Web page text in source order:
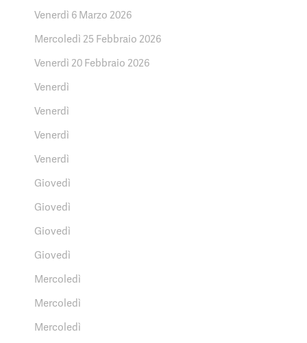
Venerdì 6 Marzo 2026
Mercoledì 25 Febbraio 2026
Venerdì 20 Febbraio 2026
Venerdì
Venerdì
Venerdì
Venerdì
Giovedì
Giovedì
Giovedì
Giovedì
Mercoledì
Mercoledì
Mercoledì